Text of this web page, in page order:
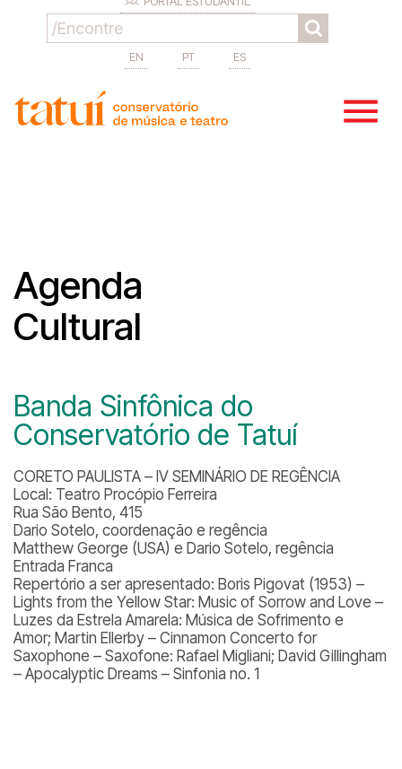
EN PT ES
Agenda
Cultural
Banda Sinfônica do
Conservatório de Tatuí
CORETO PAULISTA – IV SEMINÁRIO DE REGÊNCIA
Local: Teatro Procópio Ferreira
Rua São Bento, 415
Dario Sotelo, coordenação e regência
Matthew George (USA) e Dario Sotelo, regência
Entrada Franca
Repertório a ser apresentado: Boris Pigovat (1953) –
Lights from the Yellow Star: Music of Sorrow and Love –
Luzes da Estrela Amarela: Música de Sofrimento e
Amor; Martin Ellerby – Cinnamon Concerto for
Saxophone – Saxofone: Rafael Migliani; David Gillingham
– Apocalyptic Dreams – Sinfonia no. 1